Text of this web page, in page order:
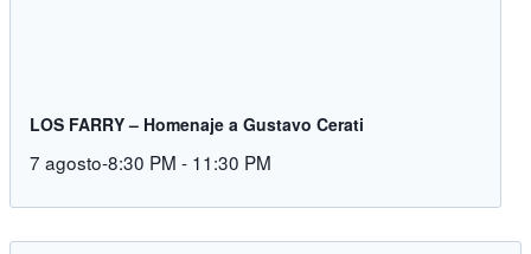
LOS FARRY – Homenaje a Gustavo Cerati
7 agosto-8:30 PM - 11:30 PM